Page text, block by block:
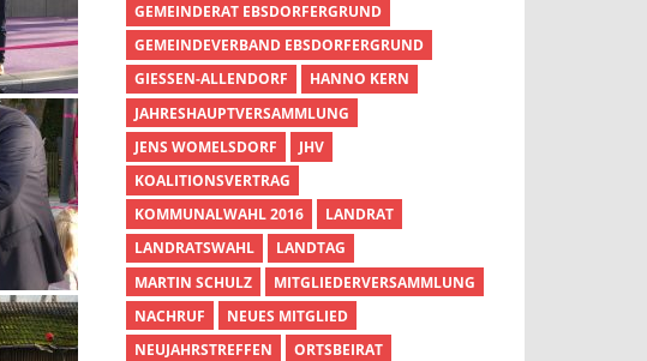
GEMEINDERAT EBSDORFERGRUND
GEMEINDEVERBAND EBSDORFERGRUND
GIESSEN-ALLENDORF
HANNO KERN
JAHRESHAUPTVERSAMMLUNG
JENS WOMELSDORF
JHV
KOALITIONSVERTRAG
KOMMUNALWAHL 2016
LANDRAT
LANDRATSWAHL
LANDTAG
MARTIN SCHULZ
MITGLIEDERVERSAMMLUNG
NACHRUF
NEUES MITGLIED
NEUJAHRSTREFFEN
ORTSBEIRAT